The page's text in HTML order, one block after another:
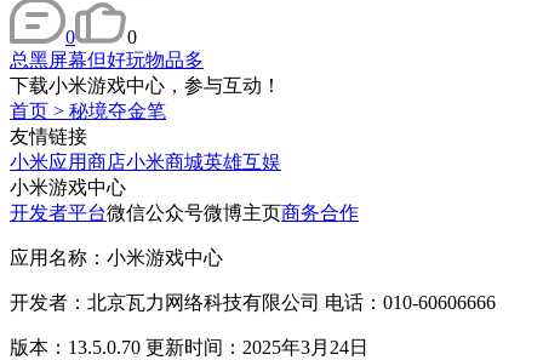
0
0
总黑屏幕但好玩物品多
下载小米游戏中心，参与互动！
首页 > 秘境夺金笔
友情链接
小米应用商店小米商城英雄互娱
小米游戏中心
开发者平台微信公众号微博主页商务合作
应用名称：小米游戏中心
开发者：北京瓦力网络科技有限公司 电话：010-60606666
版本：13.5.0.70 更新时间：2025年3月24日